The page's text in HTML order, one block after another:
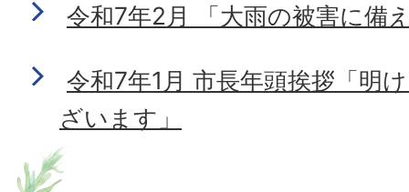
令和7年2月 「大雨の被害に備
令和7年1月 市長年頭挨拶「明
ざいます」